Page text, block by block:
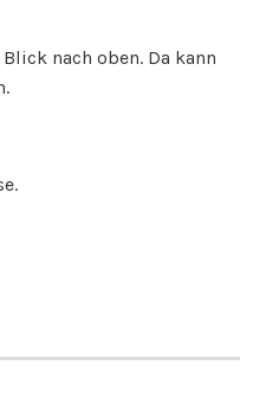
nach oben. Da kann